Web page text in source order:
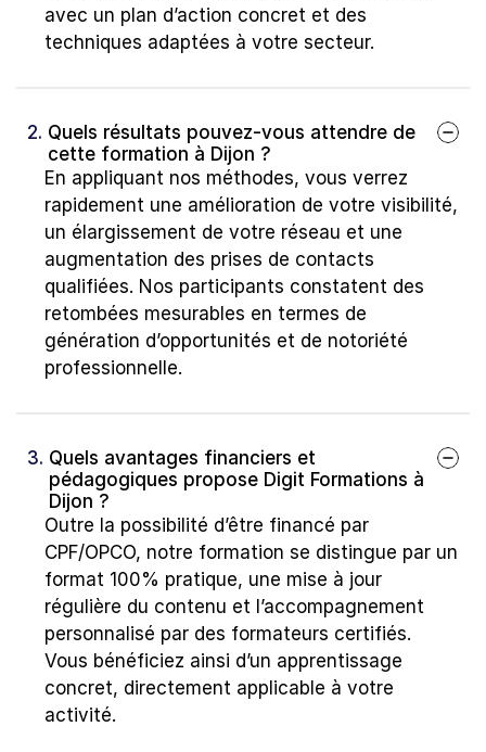
avec un plan d’action concret et des
techniques adaptées à votre secteur.
2. Quels résultats pouvez-vous attendre de
cette formation à Dijon ?
En appliquant nos méthodes, vous verrez
rapidement une amélioration de votre visibilité,
un élargissement de votre réseau et une
augmentation des prises de contacts
qualifiées. Nos participants constatent des
retombées mesurables en termes de
génération d’opportunités et de notoriété
professionnelle.
3. Quels avantages financiers et
pédagogiques propose Digit Formations à
Dijon ?
Outre la possibilité d’être financé par
CPF/OPCO, notre formation se distingue par un
format 100% pratique, une mise à jour
régulière du contenu et l’accompagnement
personnalisé par des formateurs certifiés.
Vous bénéficiez ainsi d’un apprentissage
concret, directement applicable à votre
activité.